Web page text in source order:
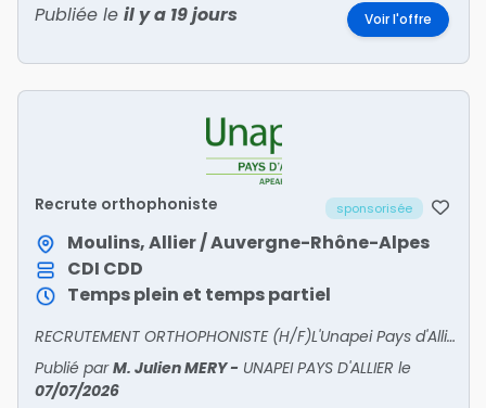
Publiée le il y a 19 jours Voir l'offre
Recrute orthophoniste sponsorisée
Moulins, Allier / Auvergne-Rhône-Alpes
CDI CDD
Temps plein et temps partiel
RECRUTEMENT ORTHOPHONISTE (H/F)L'Unapei Pays d'Allier – Secteur Enfance Montluçon (IME Rocher Fleuri, SESSAD JulesFerry, UEMA Frédéric Mistral) recrute :➡️ Orthophoniste D.E. (H/F)CDI – 0,7
Publié parM. Julien MERY- UNAPEI PAYS D'ALLIER le
07/07/2026